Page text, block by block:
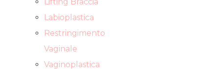
Labioplastica
Restringimento
Vaginale
Vaginoplastica